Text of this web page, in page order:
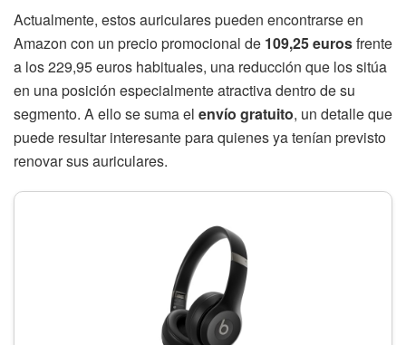
Actualmente, estos auriculares pueden encontrarse en
Amazon con un precio promocional de 109,25 eurosfrente
a los 229,95 euros habituales, una reducción que los sitúa
en una posición especialmente atractiva dentro de su
segmento. A ello se suma el envío gratuito, un detalle que
puede resultar interesante para quienes ya tenían previsto
renovar sus auriculares.